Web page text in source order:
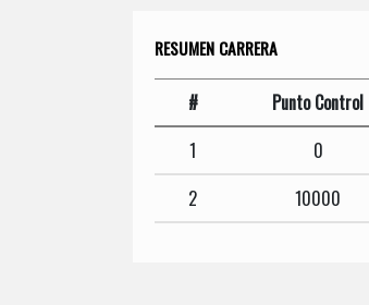
RESUMEN CARRERA
# Punto Control
1
0
2
10000